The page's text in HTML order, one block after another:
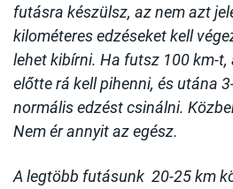
futásra készülsz, az nem azt
kilométeres edzéseket kell
lehet kibírni. Ha futsz 100 km-
előtte rá kell pihenni, és utána
normális edzést csinálni.
Nem ér annyit az egész.
A legtöbb futásunk 20-25 km